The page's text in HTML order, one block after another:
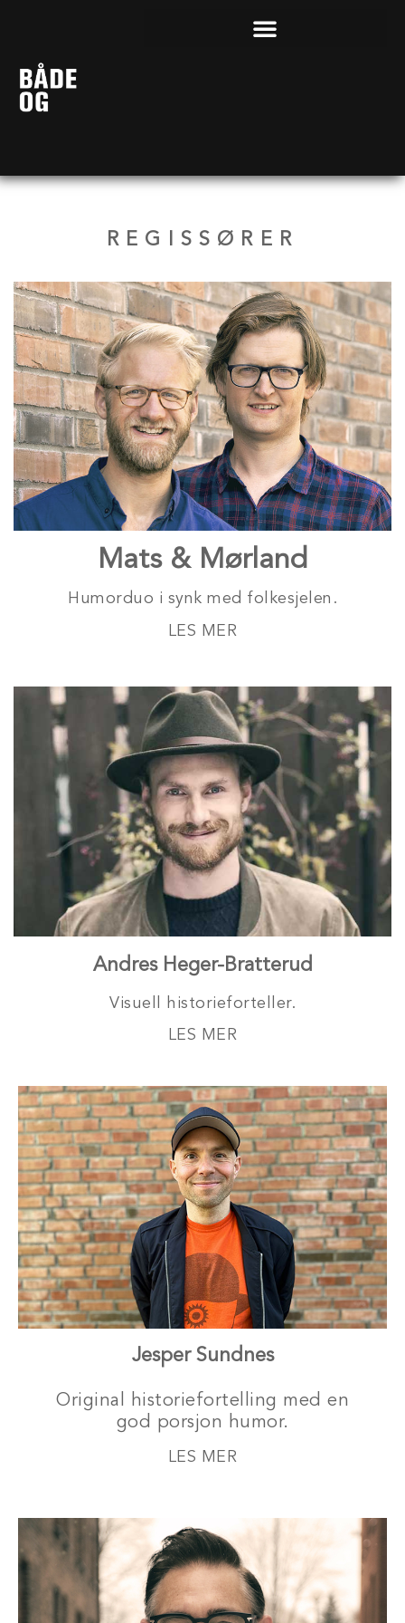
REGISSØRER
Mats & Mørland
Humorduo i synk med folkesjelen.
LES MER
Andres Heger-Bratterud
Visuell historieforteller.
LES MER
Jesper Sundnes
Original historiefortelling med en
god porsjon humor.
LES MER